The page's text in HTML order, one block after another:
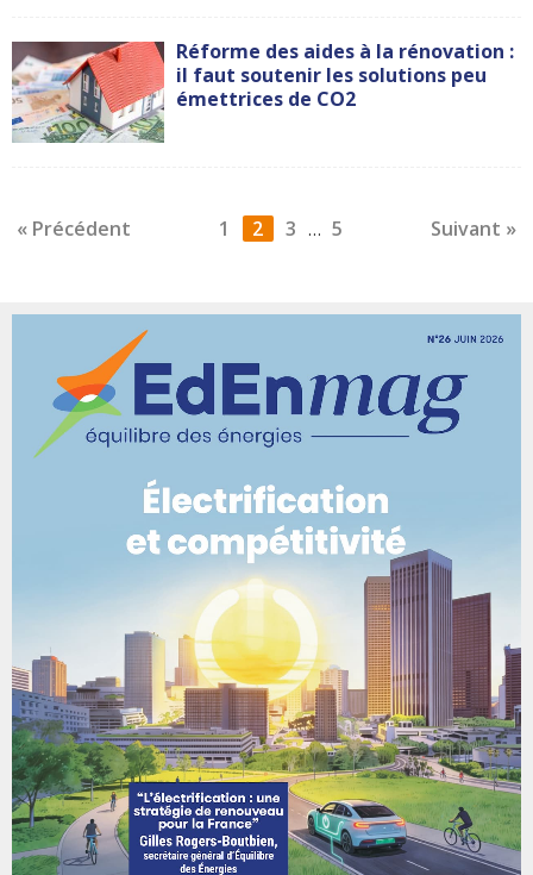
Réforme des aides à la rénovation :
il faut soutenir les solutions peu
émettrices de CO2
« Précédent 1 2 3 … Suivant »
5